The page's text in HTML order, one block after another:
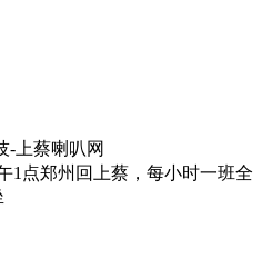
-上蔡喇叭网
1点郑州回上蔡，每小时一班全